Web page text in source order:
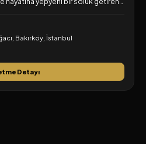
Bakırköy, İstanbul
Detayı